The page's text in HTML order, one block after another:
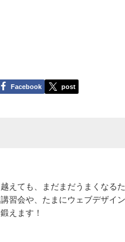
Facebook post
えても、まだまだうまくなる
習会や、たまにウェブデザイ
えます！